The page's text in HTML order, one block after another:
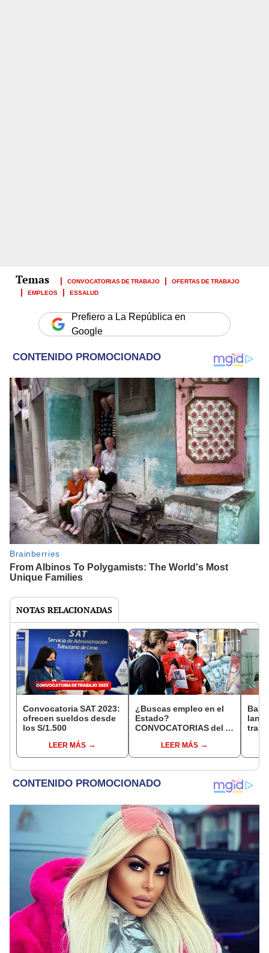
CONVOCATORIAS DE TRABAJO
OFERTAS DE TRABAJO
EMPLEOS
ESSALUD
Prefiero a La República en
Google
NOTAS RELACIONADAS
Convocatoria SAT 2023:
ofrecen sueldos desde
los S/1.500
LEER MÁS
¿Buscas empleo en el
Estado?
CONVOCATORIAS del 1
SUELDOS de hasta
S/11.000
LEER MÁS